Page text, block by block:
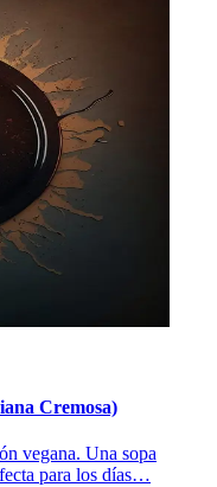
Cremosa)
vegana. Una sopa
para los días…